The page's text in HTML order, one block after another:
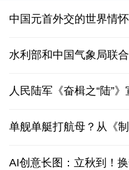
中国元首外交的世界情
水利部和中国气象局联
人民陆军《奋楫之“陆”
单舰单艇打航母？从《
AI创意长图：立秋到！